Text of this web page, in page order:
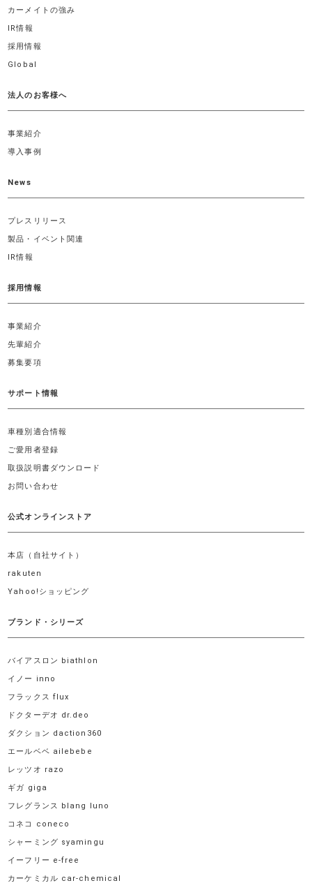
カーメイトの強み
IR情報
採用情報
Global
法人のお客様へ
事業紹介
導入事例
News
プレスリリース
製品・イベント関連
IR情報
採用情報
事業紹介
先輩紹介
募集要項
サポート情報
車種別適合情報
ご愛用者登録
取扱説明書ダウンロード
お問い合わせ
公式オンラインストア
本店（自社サイト）
rakuten
Yahoo!ショッピング
ブランド・シリーズ
バイアスロン biathlon
イノー inno
フラックス flux
ドクターデオ dr.deo
ダクション daction360
エールベベ ailebebe
レッツオ razo
ギガ giga
フレグランス blang luno
コネコ coneco
シャーミング syamingu
イーフリー e-free
カーケミカル car-chemical